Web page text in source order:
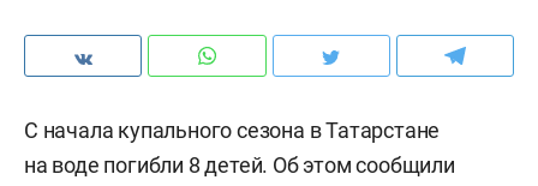
С начала купального сезона в Татарстане
на воде погибли 8 детей. Об этом сообщили